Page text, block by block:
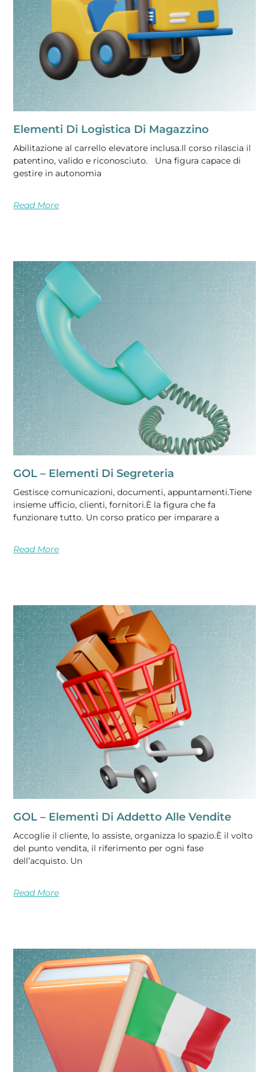
Elementi Di Logistica Di Magazzino
Abilitazione al carrello elevatore inclusa.Il corso rilascia il
patentino, valido e riconosciuto. Una figura capace di
gestire in autonomia
Read More
GOL – Elementi Di Segreteria
Gestisce comunicazioni, documenti, appuntamenti.Tiene
insieme ufficio, clienti, fornitori.È la figura che fa
funzionare tutto. Un corso pratico per imparare a
Read More
GOL – Elementi Di Addetto Alle Vendite
Accoglie il cliente, lo assiste, organizza lo spazio.È il volto
del punto vendita, il riferimento per ogni fase
dell’acquisto. Un
Read More